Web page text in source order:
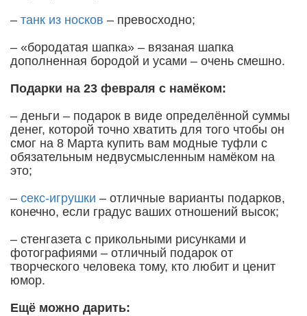
– танк из носков – превосходно;
– «бородатая шапка» – вязаная шапка
дополненная бородой и усами – очень смешно.
Подарки на 23 февраля с намёком:
– деньги – подарок в виде определённой суммы
денег, которой точно хватить для того чтобы он
смог на 8 Марта купить вам модные туфли с
обязательным недвусмысленным намёком на
это;
– секс-игрушки – отличные варианты подарков,
конечно, если градус ваших отношений высок;
– стенгазета с прикольными рисунками и
фотографиями – отличный подарок от
творческого человека тому, кто любит и ценит
юмор.
Ещё можно дарить: